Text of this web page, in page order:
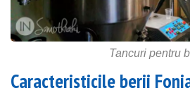
Tancuri pentru
Caracteristicile berii